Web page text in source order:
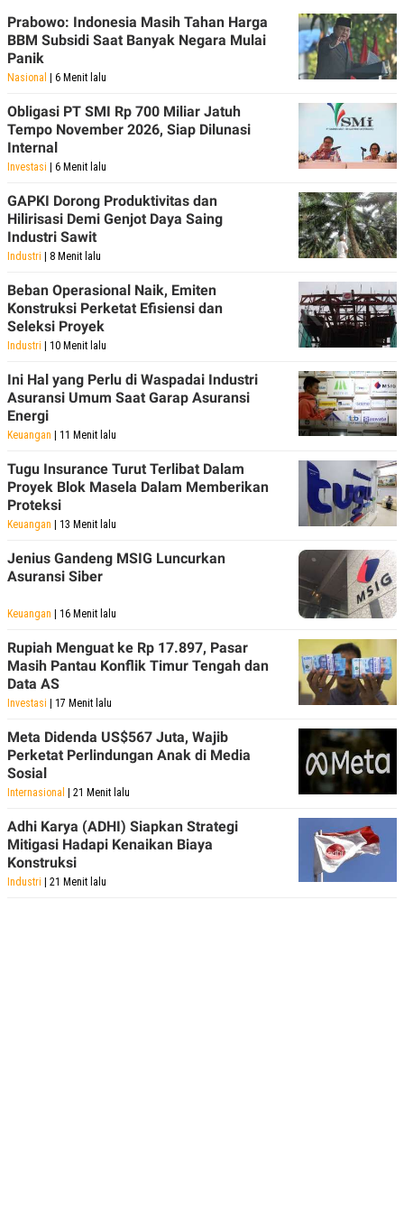
I
S
N
G
K
G
M
E
I
.
I
D
SITEMAP PROFILE
TERM
OF
PEDOMAN
SIBER
PRIVACY
POLICY
Prabowo: Indonesia Masih Tahan Harga
BBM Subsidi Saat Banyak Negara Mulai
Panik
Nasional | 6 Menit lalu
Obligasi PT SMI Rp 700 Miliar Jatuh
Tempo November 2026, Siap Dilunasi
Internal
Investasi | 6 Menit lalu
GAPKI Dorong Produktivitas dan
Hilirisasi Demi Genjot Daya Saing
Industri Sawit
Industri | 8 Menit lalu
Beban Operasional Naik, Emiten
Konstruksi Perketat Efisiensi dan
Seleksi Proyek
Industri | 10 Menit lalu
Ini Hal yang Perlu di Waspadai Industri
Asuransi Umum Saat Garap Asuransi
Energi
Keuangan | 11 Menit lalu
Tugu Insurance Turut Terlibat Dalam
Proyek Blok Masela Dalam Memberikan
Proteksi
Keuangan | 13 Menit lalu
Jenius Gandeng MSIG Luncurkan
Asuransi Siber
Keuangan | 16 Menit lalu
Rupiah Menguat ke Rp 17.897, Pasar
Masih Pantau Konflik Timur Tengah dan
Data AS
Investasi | 17 Menit lalu
Meta Didenda US$567 Juta, Wajib
Perketat Perlindungan Anak di Media
Sosial
Internasional | 21 Menit lalu
Adhi Karya (ADHI) Siapkan Strategi
Mitigasi Hadapi Kenaikan Biaya
Konstruksi
Industri | 21 Menit lalu